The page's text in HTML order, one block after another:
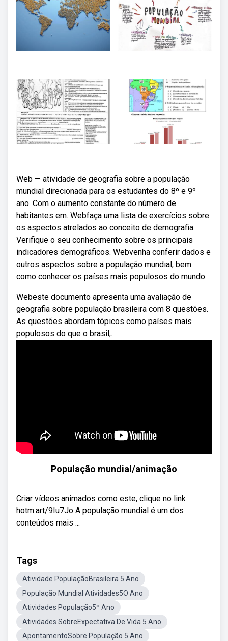
Web — atividade de geografia sobre a população
mundial direcionada para os estudantes do 8º e 9º
ano. Com o aumento constante do número de
habitantes em. Webfaça uma lista de exercícios sobre
os aspectos atrelados ao conceito de demografia.
Verifique o seu conhecimento sobre os principais
indicadores demográficos. Webvenha conferir dados e
outros aspectos sobre a população mundial, bem
como conhecer os países mais populosos do mundo.
Webeste documento apresenta uma avaliação de
geografia sobre população brasileira com 8 questões.
As questões abordam tópicos como países mais
populosos do que o brasil,.
População mundial/animação
Criar vídeos animados como este, clique no link
hotm.art/9Iu7Jo A população mundial é um dos
conteúdos mais ...
Tags
Atividade PopulaçãoBrasileira 5 Ano
População Mundial Atividades5O Ano
Atividades População5º Ano
Atividades SobreExpectativa De Vida 5 Ano
ApontamentoSobre População 5 Ano